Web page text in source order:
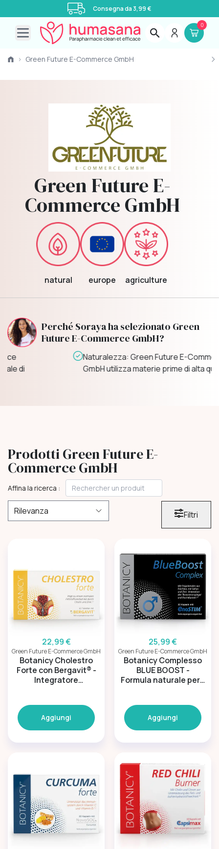
Consegna da 3,99 €
Open main menu
0
› Green Future E-Commerce GmbH
Green Future E-
Commerce GmbH
natural europe agriculture
Perché Soraya ha selezionato Green
Future E-Commerce GmbH?
Naturalezza: Green Future E-Commerce
GmbH utilizza materie prime di alta qualità!
Prodotti Green Future E-
Commerce GmbH
Affina la ricerca :
Filtri
22,99 €
Green Future E-Commerce GmbH
Botanicy Cholestro
Forte con Bergavit® -
Integratore
Aggiungi
25,99 €
Green Future E-Commerce GmbH
Botanicy Complesso
BLUE BOOST -
Formula naturale per il
Aggiungi